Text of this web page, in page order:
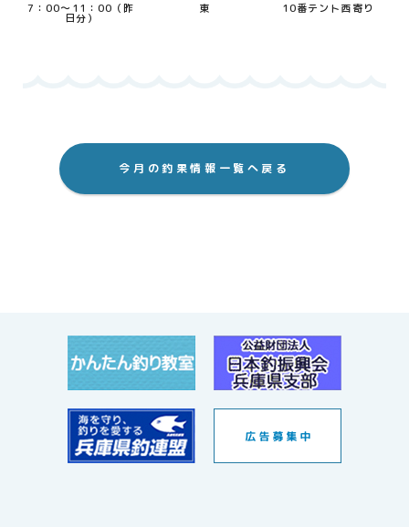
7：00～11：00（昨
日分）
東
10番テント西寄り
今月の釣果情報一覧へ戻る